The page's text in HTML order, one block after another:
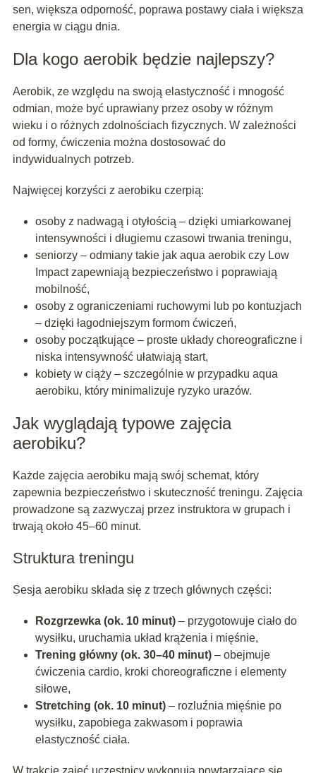
sen, większa odporność, poprawa postawy ciała i większa
energia w ciągu dnia.
Dla kogo aerobik będzie najlepszy?
Aerobik, ze względu na swoją elastyczność i mnogość
odmian, może być uprawiany przez osoby w różnym
wieku i o różnych zdolnościach fizycznych. W zależności
od formy, ćwiczenia można dostosować do
indywidualnych potrzeb.
Najwięcej korzyści z aerobiku czerpią:
osoby z nadwagą i otyłością – dzięki umiarkowanej
intensywności i długiemu czasowi trwania treningu,
seniorzy – odmiany takie jak aqua aerobik czy Low
Impact zapewniają bezpieczeństwo i poprawiają
mobilność,
osoby z ograniczeniami ruchowymi lub po kontuzjach
– dzięki łagodniejszym formom ćwiczeń,
osoby początkujące – proste układy choreograficzne i
niska intensywność ułatwiają start,
kobiety w ciąży – szczególnie w przypadku aqua
aerobiku, który minimalizuje ryzyko urazów.
Jak wyglądają typowe zajęcia
aerobiku?
Każde zajęcia aerobiku mają swój schemat, który
zapewnia bezpieczeństwo i skuteczność treningu. Zajęcia
prowadzone są zazwyczaj przez instruktora w grupach i
trwają około 45–60 minut.
Struktura treningu
Sesja aerobiku składa się z trzech głównych części:
Rozgrzewka (ok. 10 minut)– przygotowuje ciało do
wysiłku, uruchamia układ krążenia i mięśnie,
Trening główny (ok. 30–40 minut)– obejmuje
ćwiczenia cardio, kroki choreograficzne i elementy
siłowe,
Stretching (ok. 10 minut)– rozluźnia mięśnie po
wysiłku, zapobiega zakwasom i poprawia
elastyczność ciała.